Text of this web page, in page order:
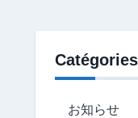
Catégories
お知らせ